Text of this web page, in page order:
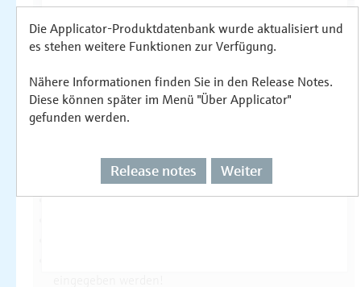
Die Applicator-Produktdatenbank wurde aktualisiert und
es stehen weitere Funktionen zur Verfügung.
Nähere Informationen finden Sie in den Release Notes.
Diese können später im Menü "Über Applicator"
gefunden werden.
Release notes Weiter